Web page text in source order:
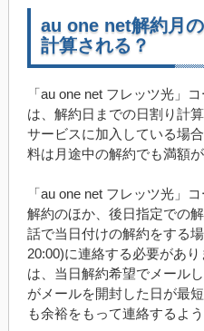
au one net解約月
計算される？
「au one net フレッツ光」
は、解約日までの日割り計
サービスに加入している場
料は月途中の解約でも満額が
「au one net フレッツ光」
解約のほか、後日指定での
話で当日付けの解約をする
20:00)に連絡する必要があ
は、当日解約希望でメール
がメールを開封した日が最
も余裕をもって連絡するよ